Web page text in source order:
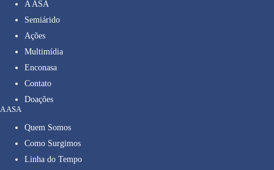
A ASA
Semiárido
Ações
Multimídia
Enconasa
Contato
Doações
A ASA
Quem Somos
Como Surgimos
Linha do Tempo